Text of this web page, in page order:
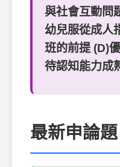
與社會互動問
幼兒服從成人
班的前提 (D)
待認知能力成
最新申論題